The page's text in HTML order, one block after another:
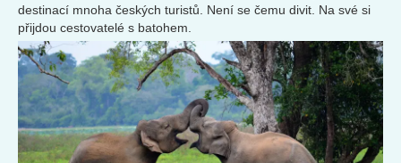
destinací mnoha českých turistů. Není se čemu divit. Na své si
přijdou cestovatelé s batohem.